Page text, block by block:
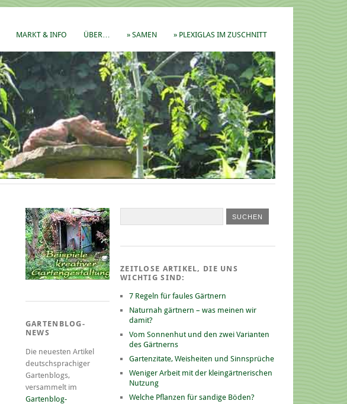
MARKT & INFO ÜBER… » SAMEN » PLEXIGLAS IM ZUSCHNITT
GARTENBLOG-
NEWS
Die neuesten Artikel
deutschsprachiger
Gartenblogs,
versammelt im
Gartenblog-
ZEITLOSE ARTIKEL, DIE UNS
WICHTIG SIND:
7 Regeln für faules Gärtnern
Naturnah gärtnern – was meinen wir
damit?
Vom Sonnenhut und den zwei Varianten
des Gärtnerns
Gartenzitate, Weisheiten und Sinnsprüche
Weniger Arbeit mit der kleingärtnerischen
Nutzung
Welche Pflanzen für sandige Böden?